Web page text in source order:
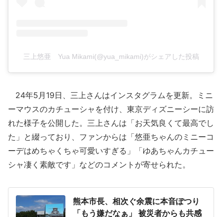
三上悠亜 Yua Mikami(@yua_mikami)がシェアした投稿
24年5月19日、三上さんはインスタグラムを更新。ミニ
ーマウスのカチューシャを付け、東京ディズニーシーに訪
れた様子を公開した。三上さんは「お天気良くて最高でし
た」と綴っており、ファンからは「悠亜ちゃんのミニーコ
ーデはめちゃくちゃ可愛いすぎる」「ゆあちゃんカチュー
シャ凄く素敵です」などのコメントが寄せられた。
熊本市長、相次ぐ余震に本音ぽつり
「もう嫌だなぁ」 被災者からも共感